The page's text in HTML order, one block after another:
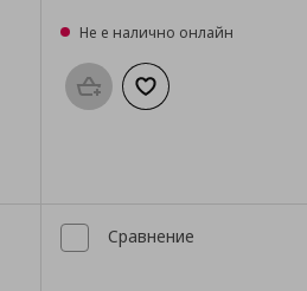
с любими
Не е налично онлайн
Προσθήκη στο καλάθι
Добави към
Сравнение